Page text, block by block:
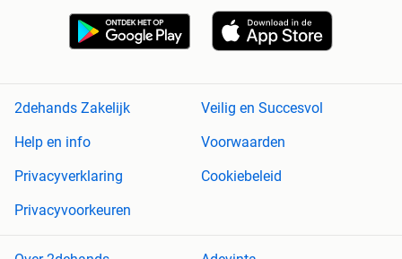
2dehands Zakelijk
Veilig en Succesvol
Help en info
Voorwaarden
Privacyverklaring
Cookiebeleid
Privacyvoorkeuren